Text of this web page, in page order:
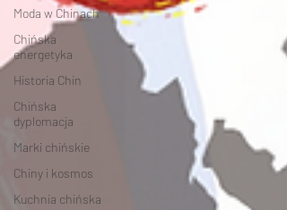
Moda w Chinach
Chińska
energetyka
Historia Chin
Chińska
dyplomacja
Marki chińskie
Chiny i kosmos
Kuchnia chińska